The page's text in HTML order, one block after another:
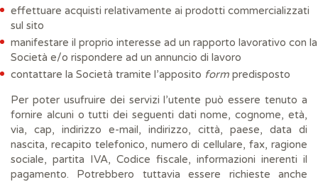
effettuare acquisti relativamente ai prodotti commercializzati
sul sito
manifestare il proprio interesse ad un rapporto lavorativo con la
Società e/o rispondere ad un annuncio di lavoro
contattare la Società tramite l’apposito form predisposto
Per poter usufruire dei servizi l’utente può essere tenuto a
fornire alcuni o tutti dei seguenti dati nome, cognome, età,
via, cap, indirizzo e-mail, indirizzo, città, paese, data di
nascita, recapito telefonico, numero di cellulare, fax, ragione
sociale, partita IVA, Codice fiscale, informazioni inerenti il
pagamento. Potrebbero tuttavia essere richieste anche